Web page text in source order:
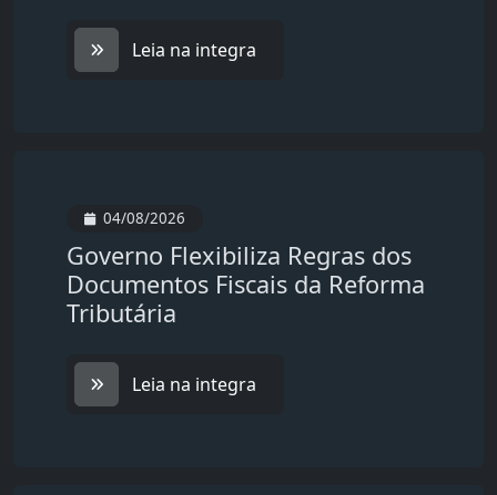
Leia na integra
04/08/2026
Governo Flexibiliza Regras dos
Documentos Fiscais da Reforma
Tributária
Leia na integra